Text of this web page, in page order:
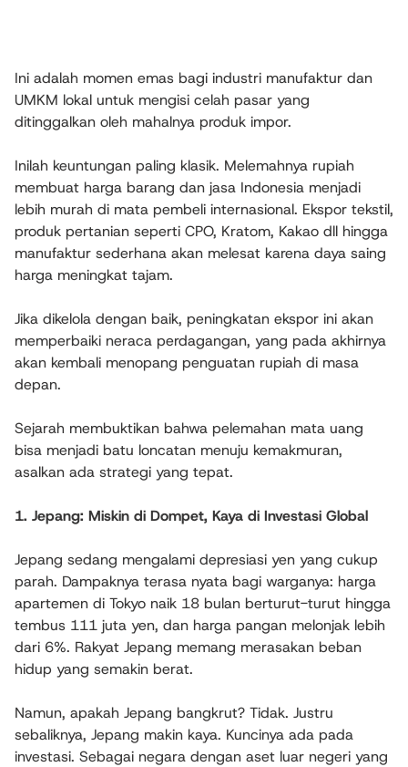
Ini adalah momen emas bagi industri manufaktur dan
UMKM lokal untuk mengisi celah pasar yang
ditinggalkan oleh mahalnya produk impor.
Inilah keuntungan paling klasik. Melemahnya rupiah
membuat harga barang dan jasa Indonesia menjadi
lebih murah di mata pembeli internasional. Ekspor tekstil,
produk pertanian seperti CPO, Kratom, Kakao dll hingga
manufaktur sederhana akan melesat karena daya saing
harga meningkat tajam.
Jika dikelola dengan baik, peningkatan ekspor ini akan
memperbaiki neraca perdagangan, yang pada akhirnya
akan kembali menopang penguatan rupiah di masa
depan.
Sejarah membuktikan bahwa pelemahan mata uang
bisa menjadi batu loncatan menuju kemakmuran,
asalkan ada strategi yang tepat.
1. Jepang: Miskin di Dompet, Kaya di Investasi Global
Jepang sedang mengalami depresiasi yen yang cukup
parah. Dampaknya terasa nyata bagi warganya: harga
apartemen di Tokyo naik 18 bulan berturut-turut hingga
tembus 111 juta yen, dan harga pangan melonjak lebih
dari 6%. Rakyat Jepang memang merasakan beban
hidup yang semakin berat.
Namun, apakah Jepang bangkrut? Tidak. Justru
sebaliknya, Jepang makin kaya. Kuncinya ada pada
investasi. Sebagai negara dengan aset luar negeri yang